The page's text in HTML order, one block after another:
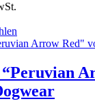
werden
Produkt
mehrere
Varianten
auf.